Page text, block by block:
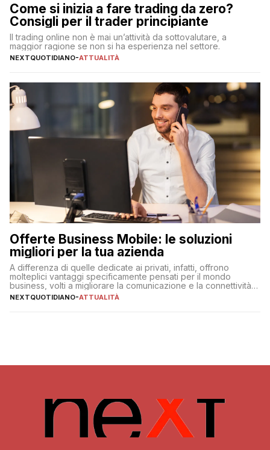
Come si inizia a fare trading da zero?
Consigli per il trader principiante
Il trading online non è mai un’attività da sottovalutare, a
maggior ragione se non si ha esperienza nel settore.
NEXTQUOTIDIANO-ATTUALITÀ
Offerte Business Mobile: le soluzioni
migliori per la tua azienda
A differenza di quelle dedicate ai privati, infatti, offrono
molteplici vantaggi specificamente pensati per il mondo
business, volti a migliorare la comunicazione e la connettività
degli utenti
NEXTQUOTIDIANO-ATTUALITÀ